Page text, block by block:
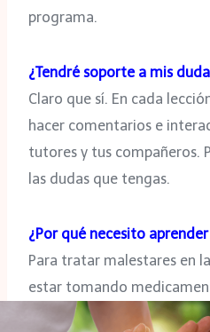
programa.
¿Tendré soporte a mis
Claro que sí. En cada
hacer comentarios e
tutores y tus compañeros.
las dudas que tengas.
¿Por qué necesito
Para tratar malestares en
estar tomando